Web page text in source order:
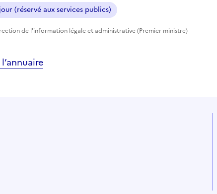
(réservé aux services publics)
de l'information légale et administrative (Premier ministre)